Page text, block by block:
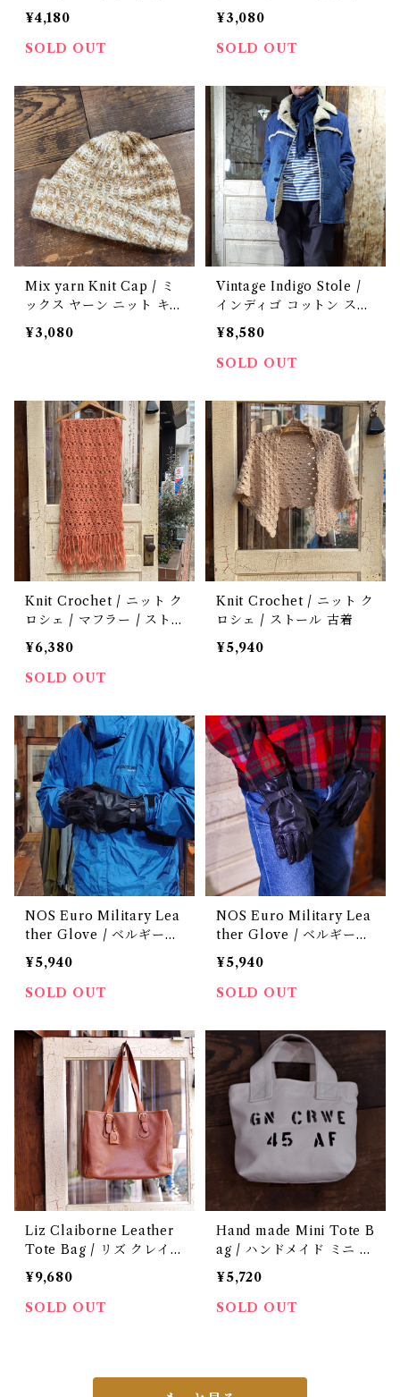
古着
¥4,180
SOLD OUT
ップ 古着
¥3,080
SOLD OUT
Mix yarn Knit Cap / ミ
ックス ヤーン ニット キャ
ップ 古着
¥3,080
Vintage Indigo Stole /
インディゴ コットン スト
ール ヴィンテージ 古着
¥8,580
SOLD OUT
Knit Crochet / ニット ク
ロシェ / マフラー / スト
ール 古着
¥6,380
SOLD OUT
Knit Crochet / ニット ク
ロシェ / ストール 古着
¥5,940
NOS Euro Military Lea
ther Glove / ベルギー軍
レザー グローブ デッドス
トック 刺繍タグ 古着
¥5,940
SOLD OUT
NOS Euro Military Lea
ther Glove / ベルギー軍
レザー グローブ デッドス
トック 古着
¥5,940
SOLD OUT
Liz Claiborne Leather
Tote Bag / リズ クレイボ
ーン レザー トートバック
古着
¥9,680
SOLD OUT
Hand made Mini Tote B
ag / ハンドメイド ミニ ト
ート バック
¥5,720
SOLD OUT